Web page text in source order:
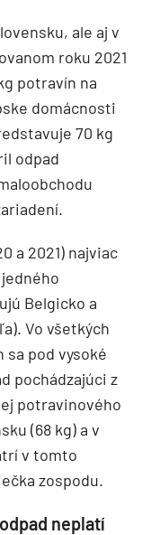
ale aj v
roku 2021
potravín na
domácnosti
70 kg
odpad
a 2021) najviac
Belgicko a
Vo všetkých
pod vysoké
pochádzajúci z
potravinového
(68 kg) a v
v tomto
zospodu.
neplatí